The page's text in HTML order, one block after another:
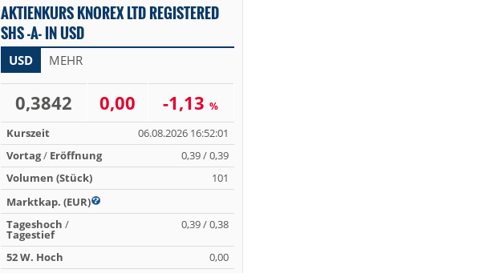
AKTIENKURS KNOREX LTD REGISTERED
SHS -A- IN USD
USD MEHR
0,3842 0,00 -1,13%
Kurszeit
06.08.2026 16:52:01
Vortag/ Eröffnung
0,39 / 0,39
Volumen (Stück)
101
Marktkap. (EUR)
Tageshoch /
Tagestief
0,39 / 0,38
52 W. Hoch
0,00